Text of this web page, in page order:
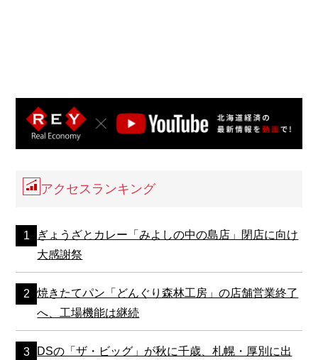
アクセスランキング
ぎょうざとカレー「みよしの中の島店」閉店に向け
大感謝祭
焼きたてパン「どんぐり森林工房」の店舗営業終了
へ、工場機能は継続
DSの「ザ・ビッグ」が秋に千歳、札幌・厚別に出